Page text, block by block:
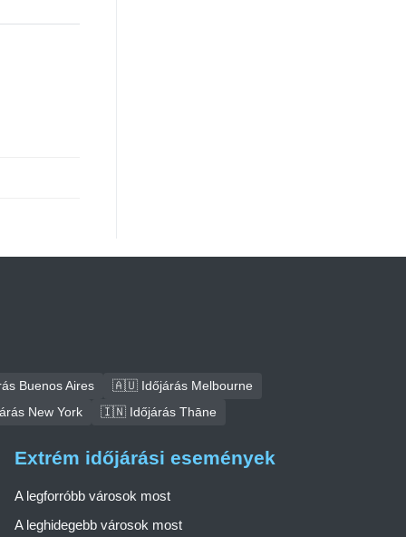
Buenos Aires
🇦🇺 Időjárás Melbourne
New York 🇮🇳 Időjárás Thāne
Extrém időjárási események
A legforróbb városok most
A leghidegebb városok most